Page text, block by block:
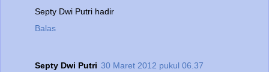
Septy Dwi Putri hadir
Balas
Septy Dwi Putri 30 Maret 2012 pukul 06.37